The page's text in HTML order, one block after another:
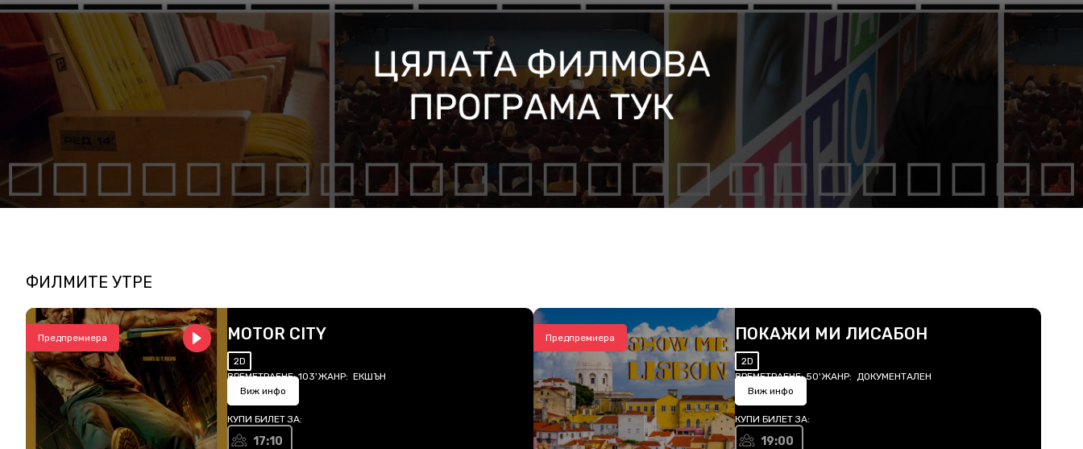
ФИЛМИТЕ УТРЕ
Предпремиера MOTOR CITY
2D
ВРЕМЕТРАЕНЕ: 103'ЖАНР: ЕКШЪН
Виж инфо
КУПИ БИЛЕТ ЗА:
17:10
Предпремиера ПОКАЖИ МИ ЛИСАБОН
2D
ВРЕМЕТРАЕНЕ: 50'ЖАНР: ДОКУМЕНТАЛЕН
Виж инфо
КУПИ БИЛЕТ ЗА:
19:00